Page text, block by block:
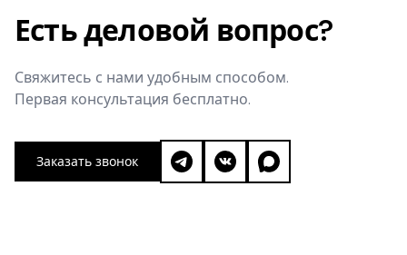
Есть деловой вопрос?
Свяжитесь с нами удобным способом.
Первая консультация бесплатно.
Заказать звонок